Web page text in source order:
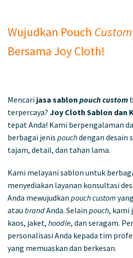
Wujudkan Pouch Custom
Bersama Joy Cloth!
Mencari jasa sablon pouch custom
terpercaya? Joy Cloth Sablon dan
tepat Anda! Kami berpengalaman
berbagai jenis pouchdengan desain
tajam, detail, dan tahan lama.
Kami melayani sablon untuk
menyediakan layanan konsultasi
Anda mewujudkan pouch custom
atau brandAnda. Selain pouch, kami
kaos, jaket, hoodie, dan seragam.
personalisasi Anda kepada tim
yang memuaskan dan berkesan.